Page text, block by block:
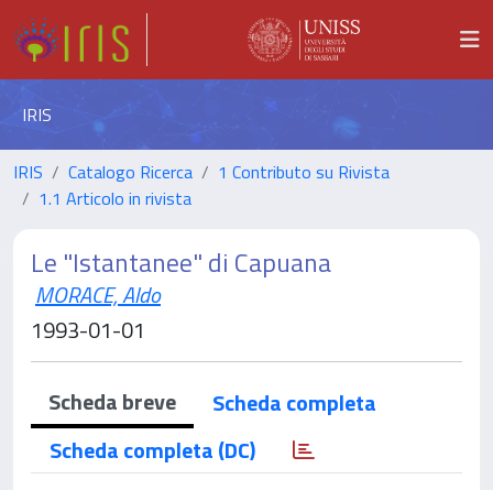
IRIS
IRIS Catalogo Ricerca
1 Contributo su Rivista
1.1 Articolo in rivista
Le "Istantanee" di Capuana
MORACE, Aldo
1993-01-01
Scheda breve
Scheda completa
Scheda completa (DC)